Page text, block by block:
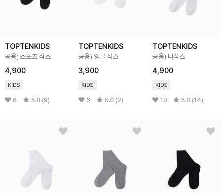
TOPTENKIDS
공용) 스포츠 삭스
4,900
KIDS
6 5.0 (9)
TOPTENKIDS
공용) 앵클 삭스
3,900
KIDS
6 5.0 (2)
TOPTENKIDS
공용) 니삭스
4,900
KIDS
10 5.0 (14)